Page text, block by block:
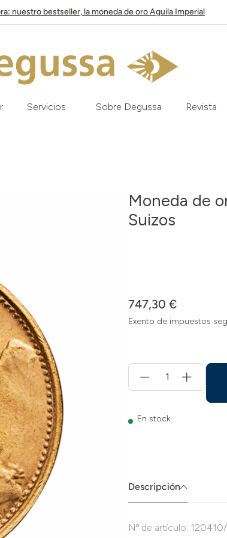
nuestro bestseller, la moneda de oro Aguila Imperial
Servicios Sobre Degussa Revista
Moneda de
Suizos
747,30 €
Exento de impuestos
für
Añadir
En stock
Descripción
Nº de artículo: